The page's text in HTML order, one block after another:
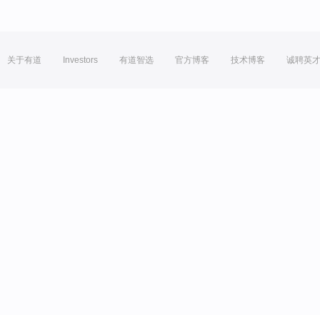
关于有道 Investors 有道智选 官方博客 技术博客 诚聘英才